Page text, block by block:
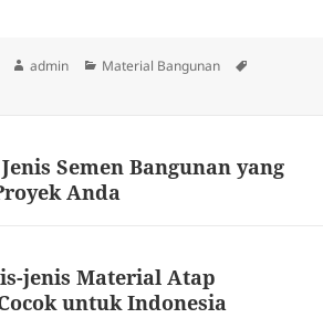
Author
admin Categories
Material Bangunan
Semen Bangunan yang
Anda
jenis Material Atap
untuk Indonesia